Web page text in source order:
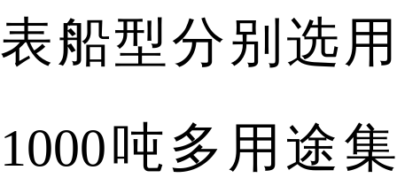
表船型分别选用
1000吨多用途集